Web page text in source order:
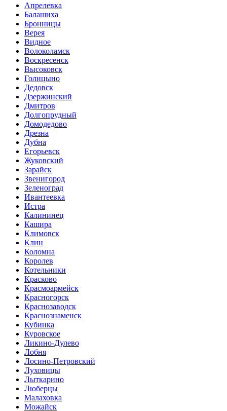
Апрелевка
Балашиха
Бронницы
Верея
Видное
Волоколамск
Воскресенск
Высоковск
Голицыно
Дедовск
Дзержинский
Дмитров
Долгопрудный
Домодедово
Дрезна
Дубна
Егорьевск
Жуковский
Зарайск
Звенигород
Зеленоград
Ивантеевка
Истра
Калининец
Кашира
Климовск
Клин
Коломна
Королев
Котельники
Красково
Красмоармейск
Красногорск
Краснозаводск
Краснознаменск
Кубинка
Куровское
Ликино-Дулево
Лобня
Лосино-Петровский
Луховицы
Лыткарино
Люберцы
Малаховка
Можайск